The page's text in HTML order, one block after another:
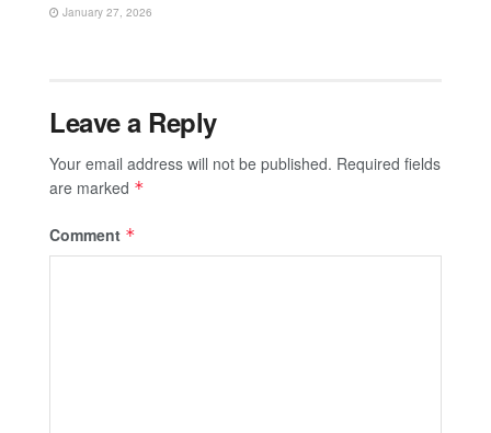
January 27, 2026
Leave a Reply
Your email address will not be published. Required fields
are marked *
Comment *